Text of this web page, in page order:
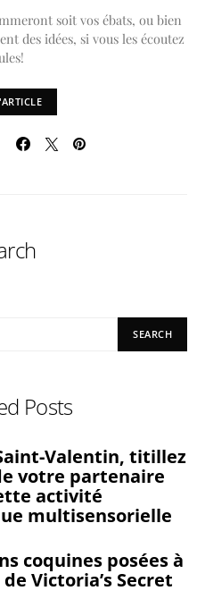
soit vos ébats, ou bien
des idées, si vous les écoutez
SEARCH
Posts
Valentin, titillez
votre partenaire
activité
multisensorielle
coquines posées à
Victoria’s Secret